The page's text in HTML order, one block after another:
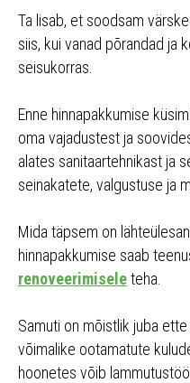
Ta lisab, et soodsam
siis, kui vanad põrandad ja
seisukorras.
Enne hinnapakkumise
oma vajadustest ja
alates sanitaartehnikast ja
seinakatete, valgustuse ja
Mida täpsem on
hinnapakkumise saab
renoveerimiseleteha.
Samuti on mõistlik juba
võimalike ootamatute
hoonetes võib